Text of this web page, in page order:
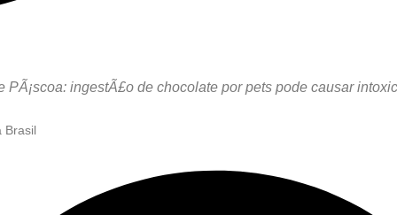
PÃ¡scoa: ingestÃ£o de chocolate por pets pode causar
Brasil